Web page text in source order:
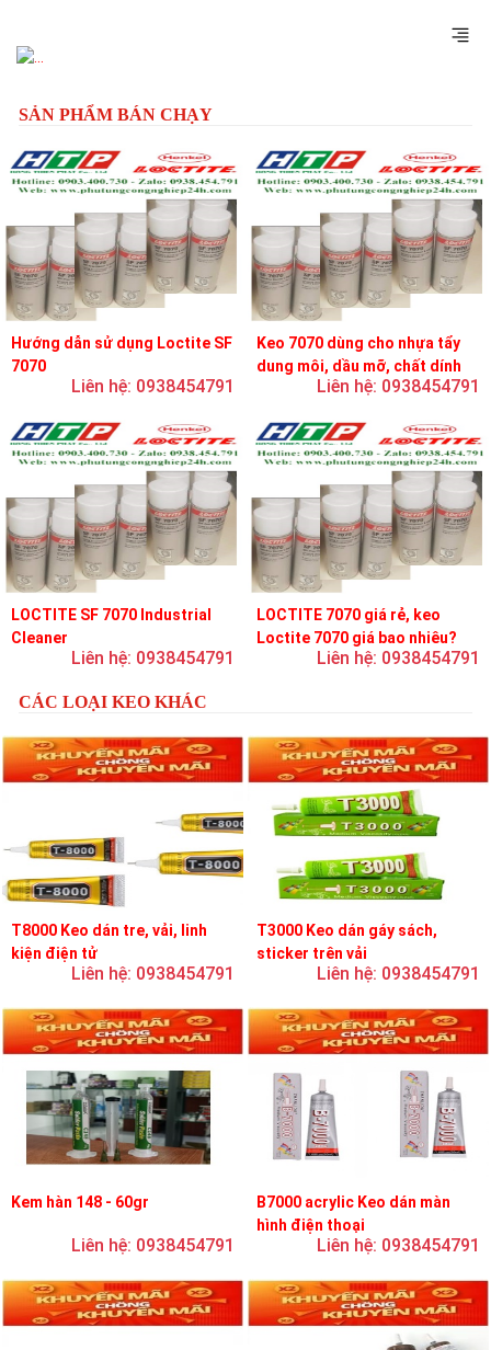
SẢN PHẨM BÁN CHẠY
Hướng dẫn sử dụng Loctite SF
7070
Liên hệ: 0938454791
Keo 7070 dùng cho nhựa tẩy
dung môi, dầu mỡ, chất dính
và chất bôi trơnLiên hệ: 0938454791
LOCTITE SF 7070 Industrial
Cleaner
Liên hệ: 0938454791
LOCTITE 7070 giá rẻ, keo
Loctite 7070 giá bao nhiêu?
Liên hệ: 0938454791
CÁC LOẠI KEO KHÁC
T8000 Keo dán tre, vải, linh
kiện điện tử
Liên hệ: 0938454791
T3000 Keo dán gáy sách,
sticker trên vải
Liên hệ: 0938454791
Kem hàn 148 - 60gr
Liên hệ: 0938454791
B7000 acrylic Keo dán màn
hình điện thoại
Liên hệ: 0938454791